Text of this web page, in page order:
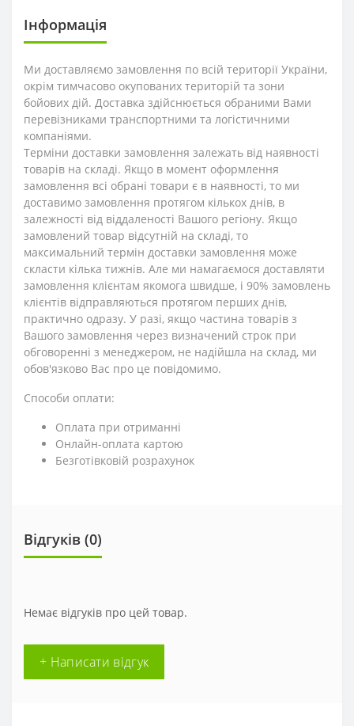
Інформація
Ми доставляємо замовлення по всій території України,
окрім тимчасово окупованих територій та зони
бойових дій. Доставка здійснюється обраними Вами
перевізниками транспортними та логістичними
компаніями.
Терміни доставки замовлення залежать від наявності
товарів на складі. Якщо в момент оформлення
замовлення всі обрані товари є в наявності, то ми
доставимо замовлення протягом кількох днів, в
залежності від віддаленості Вашого регіону. Якщо
замовлений товар відсутній на складі, то
максимальний термін доставки замовлення може
скласти кілька тижнів. Але ми намагаємося доставляти
замовлення клієнтам якомога швидше, і 90% замовлень
клієнтів відправляються протягом перших днів,
практично одразу. У разі, якщо частина товарів з
Вашого замовлення через визначений строк при
обговоренні з менеджером, не надійшла на склад, ми
обов'язково Вас про це повідомимо.
Способи оплати:
Оплата при отриманні
Онлайн-оплата картою
Безготівковій розрахунок
Відгуків (0)
Немає відгуків про цей товар.
+ Написати відгук